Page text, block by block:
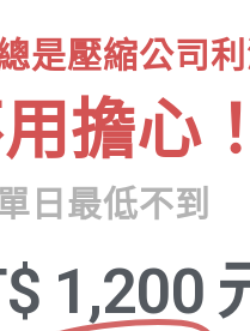
是壓縮公司
擔心！
日最低不到
1,200